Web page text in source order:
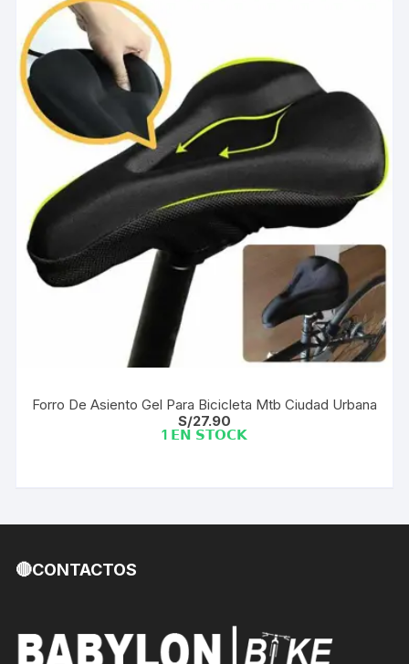
Forro De Asiento Gel Para Bicicleta Mtb Ciudad Urbana
S/27.90
1 𝗘𝗡 𝗦𝗧𝗢𝗖𝗞
🔴CONTACTOS